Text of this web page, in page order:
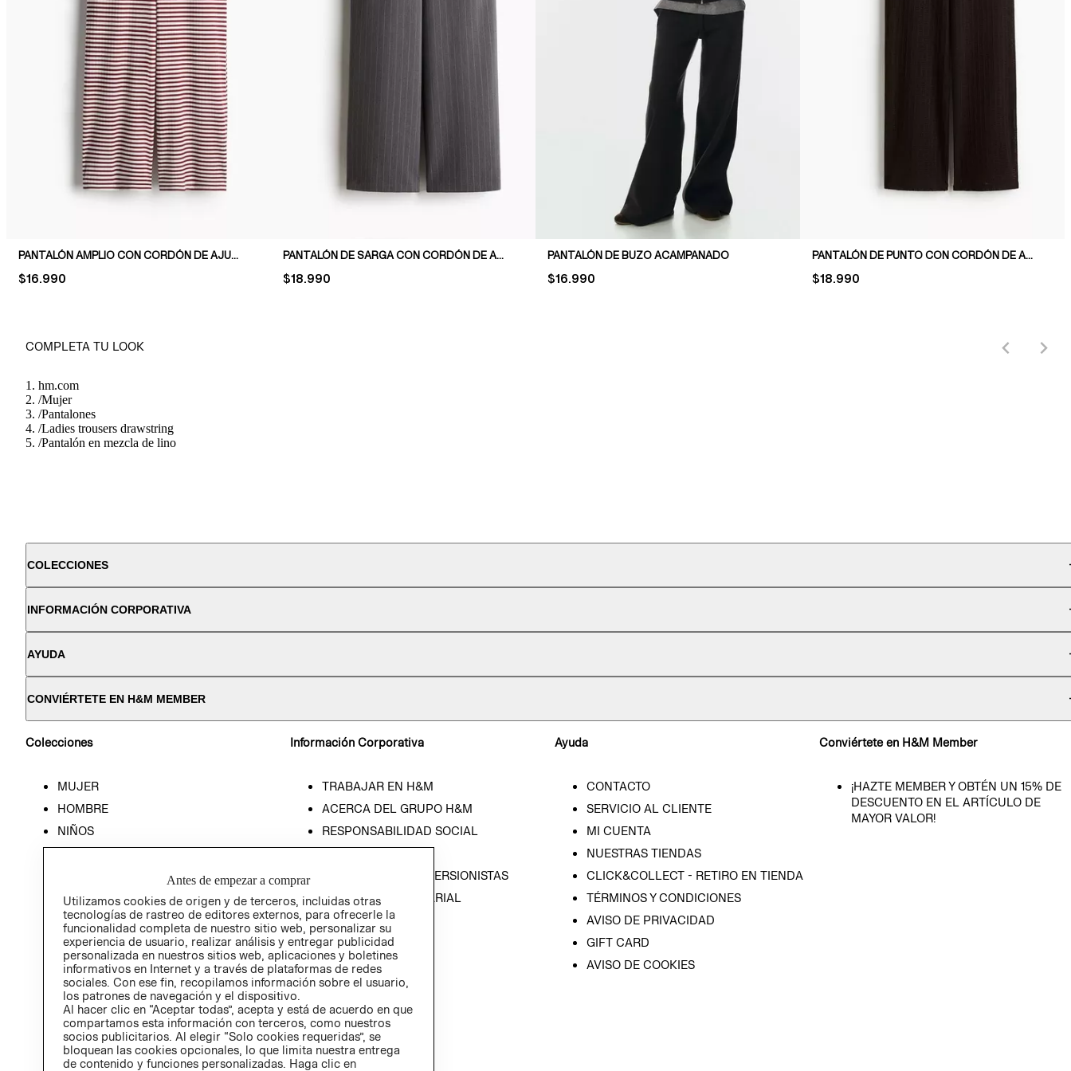
PANTALÓN AMPLIO CON CORDÓN DE AJUSTE
PRICE:
$16.990
PANTALÓN DE SARGA CON CORDÓN DE AJUSTE
PRICE:
$18.990
PANTALÓN DE BUZO ACAMPANADO
PRICE:
$16.990
PANTALÓN DE PUNTO CON CORDÓN DE AJUSTE
PRICE:
$18.990
COMPLETA TU LOOK
hm.com
/Mujer
/Pantalones
/Ladies trousers drawstring
/Pantalón en mezcla de lino
COLECCIONES
INFORMACIÓN CORPORATIVA
AYUDA
CONVIÉRTETE EN H&M MEMBER
Colecciones
MUJER
HOMBRE
NIÑOS
Información Corporativa
TRABAJAR EN H&M
ACERCA DEL GRUPO H&M
RESPONSABILIDAD SOCIAL
RELACIÓN CON INVERSIONISTAS
POLÍTICA EMPRESARIAL
Ayuda
CONTACTO
SERVICIO AL CLIENTE
MI CUENTA
NUESTRAS TIENDAS
CLICK&COLLECT - RETIRO EN TIENDA
TÉRMINOS Y CONDICIONES
AVISO DE PRIVACIDAD
GIFT CARD
AVISO DE COOKIES
Conviértete en H&M Member
¡HAZTE MEMBER Y OBTÉN UN 15% DE
DESCUENTO EN EL ARTÍCULO DE
MAYOR VALOR!
Antes de empezar a comprar
Utilizamos cookies de origen y de terceros, incluidas otras
tecnologías de rastreo de editores externos, para ofrecerle la
funcionalidad completa de nuestro sitio web, personalizar su
experiencia de usuario, realizar análisis y entregar publicidad
personalizada en nuestros sitios web, aplicaciones y boletines
informativos en Internet y a través de plataformas de redes
sociales. Con ese fin, recopilamos información sobre el usuario,
los patrones de navegación y el dispositivo.
Al hacer clic en “Aceptar todas”, acepta y está de acuerdo en que
compartamos esta información con terceros, como nuestros
socios publicitarios. Al elegir “Solo cookies requeridas”, se
bloquean las cookies opcionales, lo que limita nuestra entrega
de contenido y funciones personalizadas. Haga clic en